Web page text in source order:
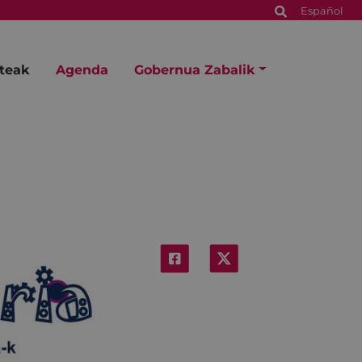
Español
Agenda Gobernua Zabalik